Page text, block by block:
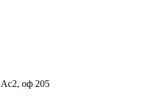
оф 205